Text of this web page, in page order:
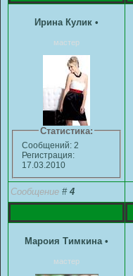
Ирина Кулик •
мастер
Статистика:
Сообщений: 2
Регистрация:
17.03.2010
Сообщение # 4
Мароия Тимкина •
мастер